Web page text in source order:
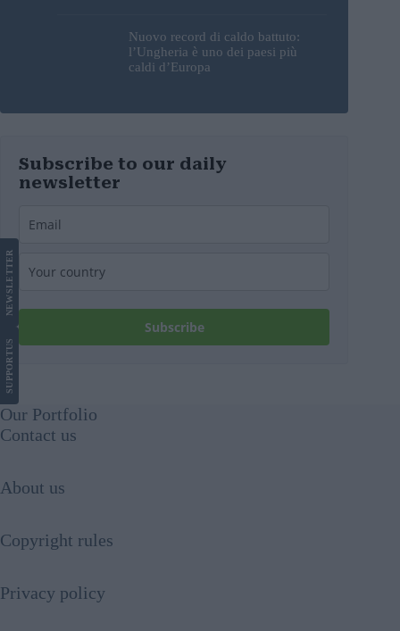
Nuovo record di caldo battuto:
l’Ungheria è uno dei paesi più
caldi d’Europa
Subscribe to our daily
newsletter
Subscribe
SUPPORT
US
NEWS
LETTER
Our Portfolio
Contact us
About us
Copyright rules
Privacy policy